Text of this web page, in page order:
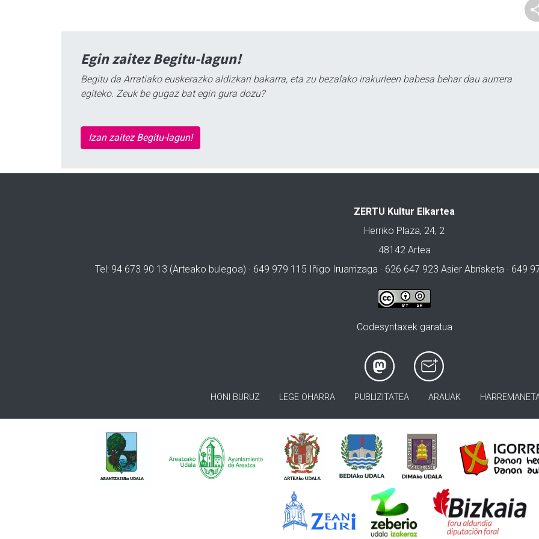
Egin zaitez Begitu-lagun!
Begitu da Arratiako euskerazko aldizkari bakarra, eta zu bezalako irakurleen babesa behar dau aurrera
egiteko. Zeuk be gugaz bat egin gura dozu?
Izan zaitez Begitu-lagun!
ZERTU Kultur Elkartea
Herriko Plaza, 24, 2
48142 Artea
Tel: 94 673 90 13 (Arteako bulegoa) · 649 979 115 Iñigo Iruarrizaga · 626 647 923 Asier Abrisketa · 649
Codesyntaxek garatua
HONI BURUZ LEGE OHARRA PUBLIZITATEA ARAUAK